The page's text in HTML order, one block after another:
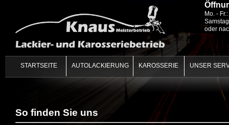
Mo. - Fr.:
oder
STARTSEITE AUTOLACKIERUNG KAROSSERIE UNSER
So finden Sie uns